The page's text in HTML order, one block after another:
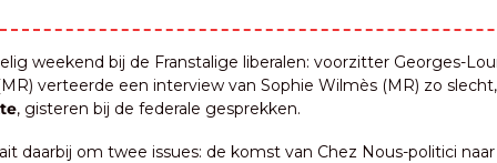
weekend bij de Franstalige liberalen: voorzitter Georges-
verteerde een interview van Sophie Wilmès (MR) zo
, gisteren bij de federale gesprekken.
daarbij om twee issues: de komst van Chez Nous-politici